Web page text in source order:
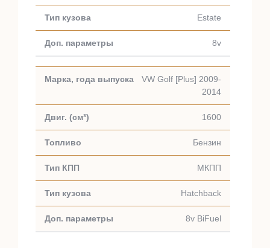
Estate
8v
VW Golf [Plus] 2009-
2014
1600
Бензин
МКПП
Hatchback
8v BiFuel